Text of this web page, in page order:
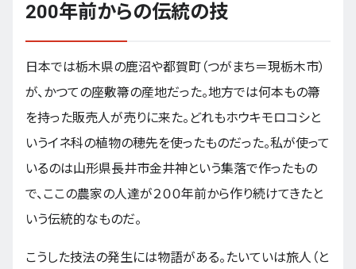
200年前からの伝統の技
日本では栃木県の鹿沼や都賀町（つがまち＝現栃木市）
が、かつての座敷箒の産地だった。地方では何本もの箒
を持った販売人が売りに来た。どれもホウキモロコシと
いうイネ科の植物の穂先を使ったものだった。私が使って
いるのは山形県長井市金井神という集落で作ったもの
で、ここの農家の人達が２００年前から作り続けてきたと
いう伝統的なものだ。
こうした技法の発生には物語がある。たいていは旅人（と